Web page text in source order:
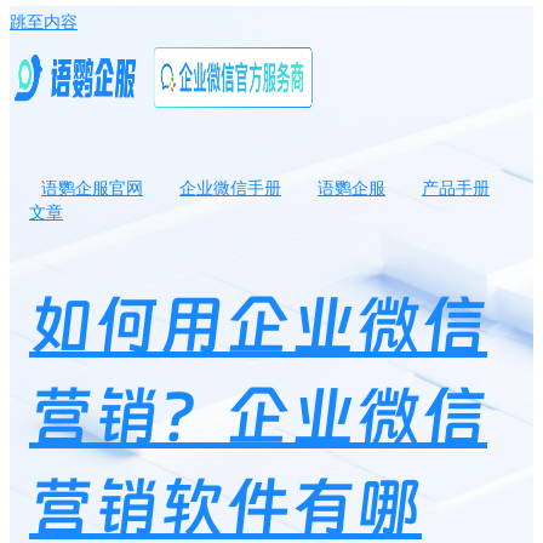
跳至内容
语鹦企服官网 企业微信手册 语鹦企服
产品手册
文章
如何用企业微信
营销？企业微信
营销软件有哪